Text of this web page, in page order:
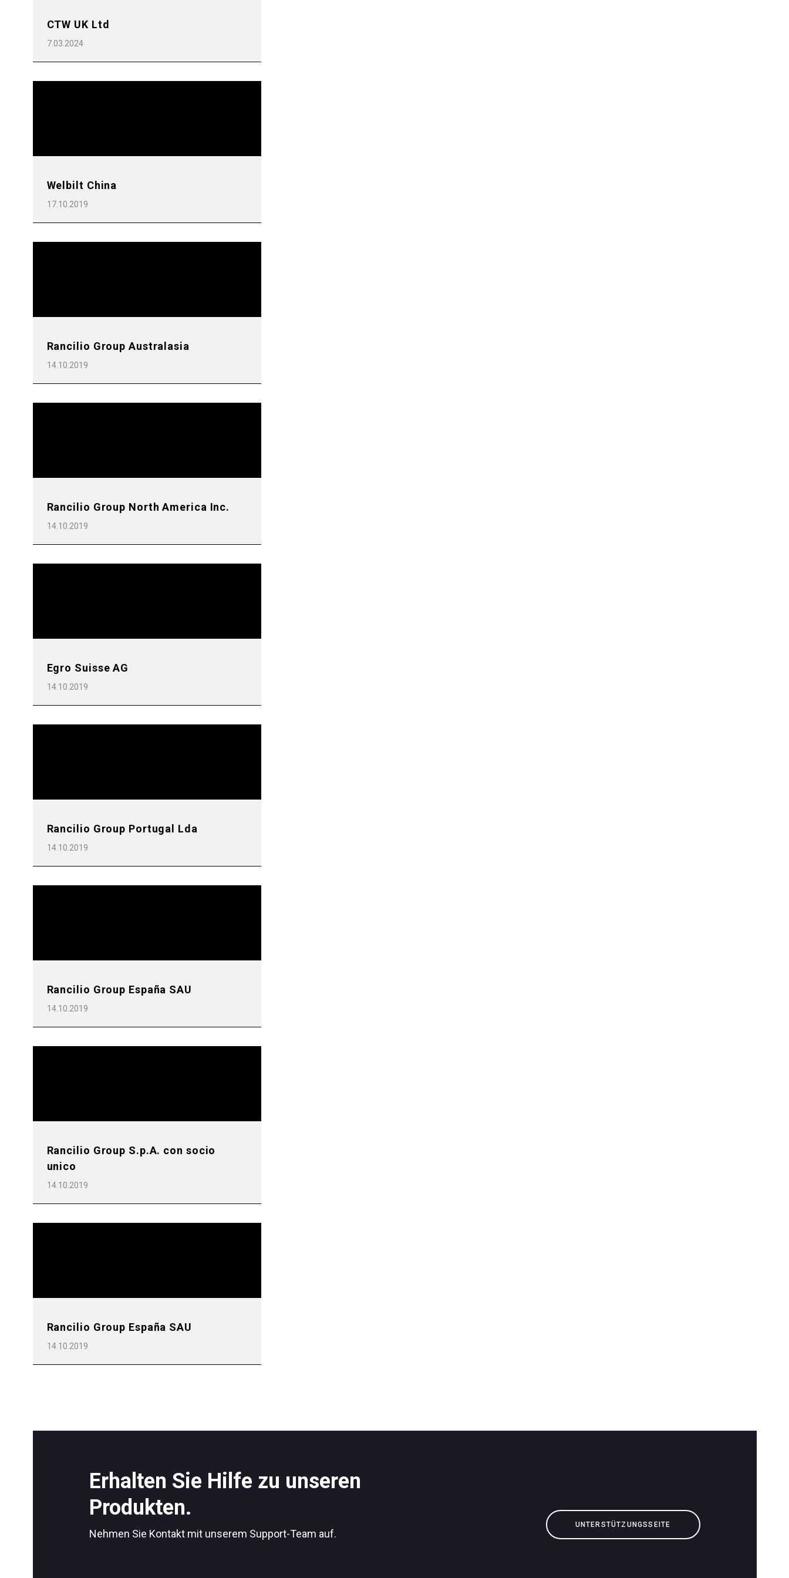
CTW UK Ltd
7.03.2024
Welbilt China
17.10.2019
Rancilio Group Australasia
14.10.2019
Rancilio Group North America Inc.
14.10.2019
Egro Suisse AG
14.10.2019
Rancilio Group Portugal Lda
14.10.2019
Rancilio Group España SAU
14.10.2019
Rancilio Group S.p.A. con socio
unico
14.10.2019
Rancilio Group España SAU
14.10.2019
Erhalten Sie Hilfe zu unseren
Produkten.
Nehmen Sie Kontakt mit unserem Support-Team auf.
UNTERSTÜTZUNGSSEITE
Follow Us